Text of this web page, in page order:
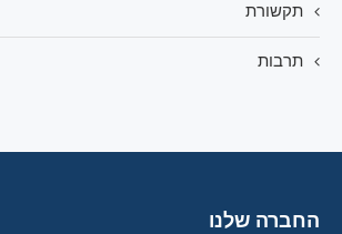
תקשורת
תרבות
החברה שלנו